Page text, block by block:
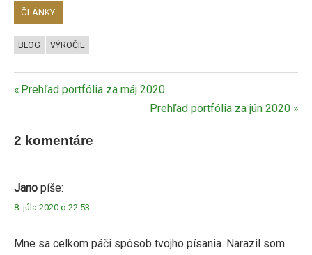
ČLÁNKY
BLOG VÝROČIE
Navigácia
článku
Previous
Prehľad portfólia za máj 2020
Next
Prehľad portfólia za jún 2020
2 komentáre
Jano píše:
8. júla 2020 o 22:53
Mne sa celkom páči spôsob tvojho písania. Narazil som